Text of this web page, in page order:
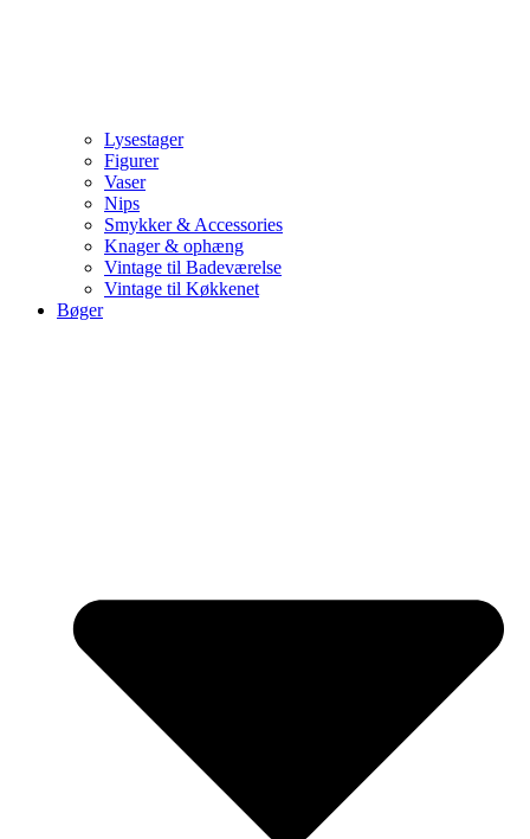
Lysestager
Figurer
Vaser
Nips
Smykker & Accessories
Knager & ophæng
Vintage til Badeværelse
Vintage til Køkkenet
Bøger